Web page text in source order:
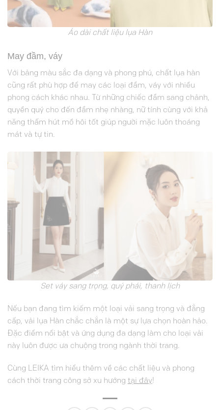
Áo dài chất liệu lụa Hàn
May đầm, váy
Với bảng màu sắc đa dạng và phong phú, chất lụa hàn
cũng rất phù hợp để may các loại đầm, váy với nhiều
phong cách khác nhau. Từ những chiếc đầm sang chảnh,
quyền quý cho đến đầm nhẹ nhàng, nữ tính cùng với khả
năng thấm hút mồ hôi tốt giúp người mặc luôn thoáng
mát và tự tin.
Set váy sang trọng, quý phái, thanh lịch
Nếu bạn đang tìm kiếm một loại vải sang trọng và đẳng
cấp, vải lụa Hàn chắc chắn là một sự lựa chọn hoàn hảo.
Đặc điểm nổi bật và ứng dụng đa dạng làm cho loại vải
này luôn được ưa chuộng trong ngành thời trang.
Cùng LEIKA tìm hiểu thêm về các chất liệu và phong
cách thời trang công sở xu hướng tại đây!